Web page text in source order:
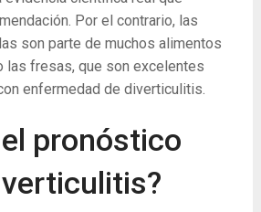
Por el contrario, las
son parte de muchos alimentos
las fresas, que son excelentes
enfermedad de diverticulitis.
pronóstico